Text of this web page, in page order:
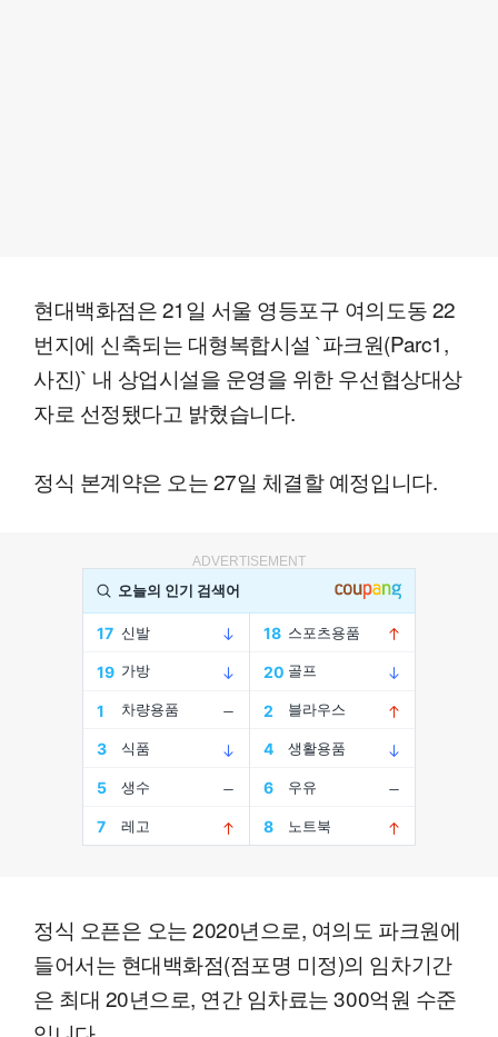
현대백화점은 21일 서울 영등포구 여의도동 22
번지에 신축되는 대형복합시설 `파크원(Parc1,
사진)` 내 상업시설을 운영을 위한 우선협상대상
자로 선정됐다고 밝혔습니다.
정식 본계약은 오는 27일 체결할 예정입니다.
ADVERTISEMENT
정식 오픈은 오는 2020년으로, 여의도 파크원에
들어서는 현대백화점(점포명 미정)의 임차기간
은 최대 20년으로, 연간 임차료는 300억원 수준